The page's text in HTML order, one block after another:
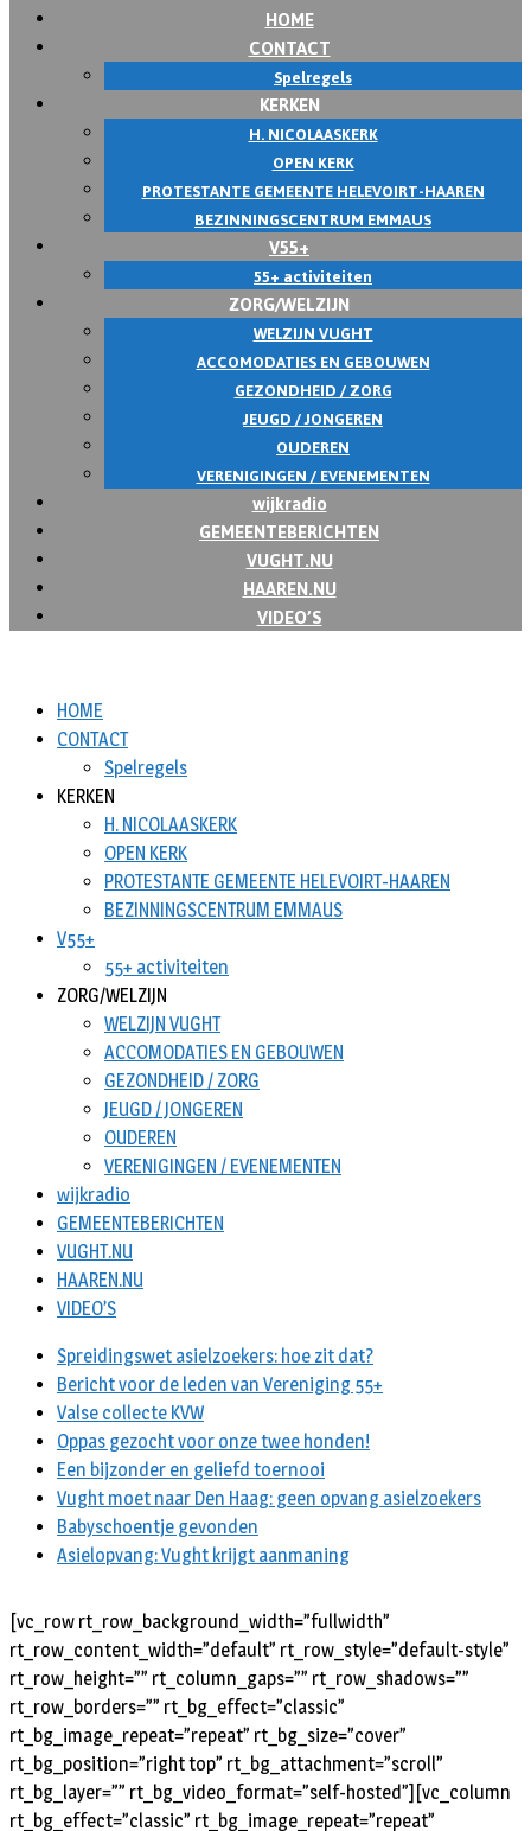
HOME
CONTACT
Spelregels
KERKEN
H. NICOLAASKERK
OPEN KERK
PROTESTANTE GEMEENTE HELEVOIRT-HAAREN
BEZINNINGSCENTRUM EMMAUS
V55+
55+ activiteiten
ZORG/WELZIJN
WELZIJN VUGHT
ACCOMODATIES EN GEBOUWEN
GEZONDHEID / ZORG
JEUGD / JONGEREN
OUDEREN
VERENIGINGEN / EVENEMENTEN
wijkradio
GEMEENTEBERICHTEN
VUGHT.NU
HAAREN.NU
VIDEO’S
HOME
CONTACT
Spelregels
KERKEN
H. NICOLAASKERK
OPEN KERK
PROTESTANTE GEMEENTE HELEVOIRT-HAAREN
BEZINNINGSCENTRUM EMMAUS
V55+
55+ activiteiten
ZORG/WELZIJN
WELZIJN VUGHT
ACCOMODATIES EN GEBOUWEN
GEZONDHEID / ZORG
JEUGD / JONGEREN
OUDEREN
VERENIGINGEN / EVENEMENTEN
wijkradio
GEMEENTEBERICHTEN
VUGHT.NU
HAAREN.NU
VIDEO’S
Spreidingswet asielzoekers: hoe zit dat?
Bericht voor de leden van Vereniging 55+
Valse collecte KVW
Oppas gezocht voor onze twee honden!
Een bijzonder en geliefd toernooi
Vught moet naar Den Haag: geen opvang asielzoekers
Babyschoentje gevonden
Asielopvang: Vught krijgt aanmaning
[vc_row rt_row_background_width=”fullwidth”
rt_row_content_width=”default” rt_row_style=”default-style”
rt_row_height=”” rt_column_gaps=”” rt_row_shadows=””
rt_row_borders=”” rt_bg_effect=”classic”
rt_bg_image_repeat=”repeat” rt_bg_size=”cover”
rt_bg_position=”right top” rt_bg_attachment=”scroll”
rt_bg_layer=”” rt_bg_video_format=”self-hosted”][vc_column
rt_bg_effect=”classic” rt_bg_image_repeat=”repeat”